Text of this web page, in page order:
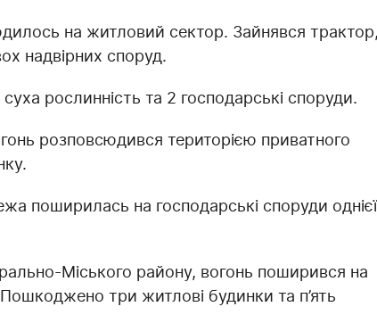
на житловий сектор. Зайнявся
надвірних споруд.
рослинність та 2 господарські споруди.
розповсюдився територією приватного
поширилась на господарські споруди
Міського району, вогонь поширився на
три житлові будинки та п’ять